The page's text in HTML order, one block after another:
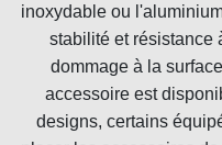
inoxydable ou
stabilité et résistance
dommage à la
accessoire est
designs, certains